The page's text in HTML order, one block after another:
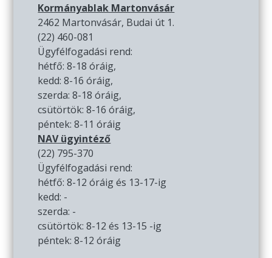
Kormányablak Martonvásár
2462 Martonvásár, Budai út 1.
(22) 460-081
Ügyfélfogadási rend:
hétfő: 8-18 óráig,
kedd: 8-16 óráig,
szerda: 8-18 óráig,
csütörtök: 8-16 óráig,
péntek: 8-11 óráig
NAV ügyintéző
(22) 795-370
Ügyfélfogadási rend:
hétfő: 8-12 óráig és 13-17-ig
kedd: -
szerda: -
csütörtök: 8-12 és 13-15 -ig
péntek: 8-12 óráig